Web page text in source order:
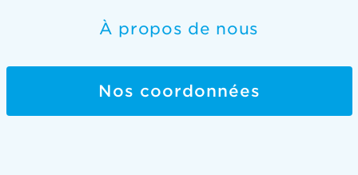
À propos de nous
Nos coordonnées